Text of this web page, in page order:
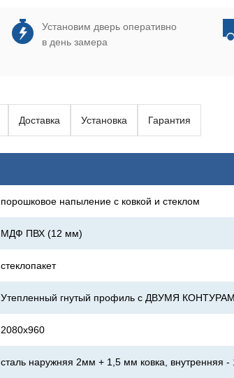
Установим дверь оперативно
в день замера
Доставка Установка Гарантия
порошковое напыление с ковкой и стеклом
МДФ ПВХ (12 мм)
стеклопакет
Утепленный гнутый профиль с ДВУМЯ
2080х960
сталь наружняя 2мм + 1,5 мм ковка, внутренняя